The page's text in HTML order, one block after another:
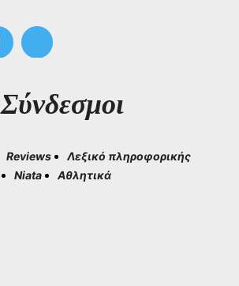
Σύνδεσμοι
Reviews
Λεξικό πληροφορικής
Niata
Αθλητικά